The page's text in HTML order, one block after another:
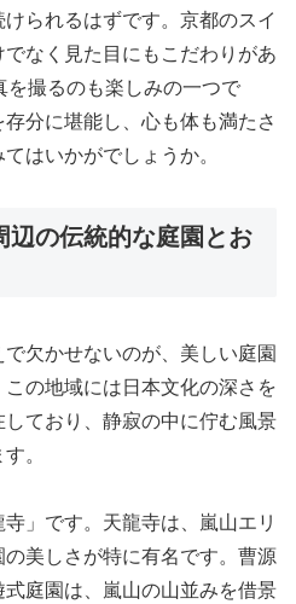
られるはずです。京都のスイ
なく見た目にもこだわりがあ
を撮るのも楽しみの一つで
分に堪能し、心も体も満たさ
はいかがでしょうか。
辺の伝統的な庭園とお
欠かせないのが、美しい庭園
の地域には日本文化の深さを
ており、静寂の中に佇む風景
。
」です。天龍寺は、嵐山エリ
美しさが特に有名です。曹源
庭園は、嵐山の山並みを借景